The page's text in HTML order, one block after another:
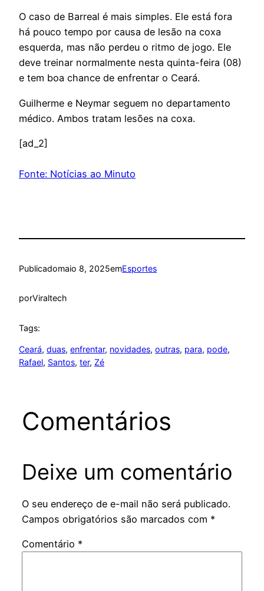
O caso de Barreal é mais simples. Ele está fora
há pouco tempo por causa de lesão na coxa
esquerda, mas não perdeu o ritmo de jogo. Ele
deve treinar normalmente nesta quinta-feira (08)
e tem boa chance de enfrentar o Ceará.
Guilherme e Neymar seguem no departamento
médico. Ambos tratam lesões na coxa.
[ad_2]
Fonte: Notícias ao Minuto
Publicadomaio 8, 2025emEsportes
porViraltech
Tags:
Ceará, duas, enfrentar, novidades, outras, para, pode
Rafael, Santos, ter, Zé
Comentários
Deixe um comentário
O seu endereço de e-mail não será publicado.
Campos obrigatórios são marcados com *
Comentário *